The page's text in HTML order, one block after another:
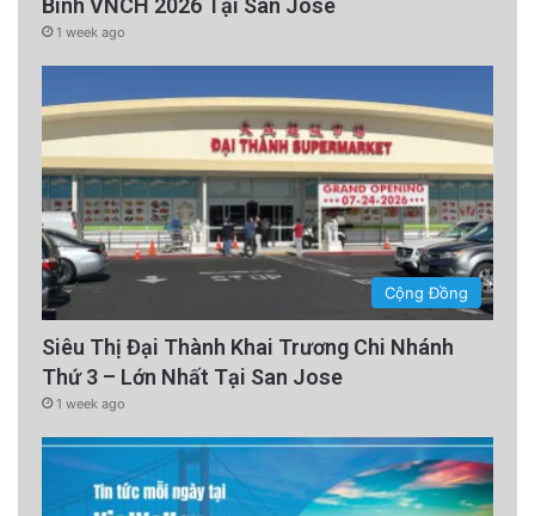
Binh VNCH 2026 Tại San Jose
1 week ago
Cộng Đồng
Siêu Thị Đại Thành Khai Trương Chi Nhánh
Thứ 3 – Lớn Nhất Tại San Jose
1 week ago